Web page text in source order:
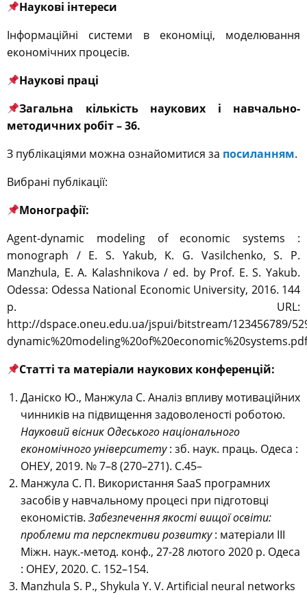
Наукові інтереси
Інформаційні системи в економіці, моделювання
економічних процесів.
Наукові праці
Загальна кількість наукових і навчально-
методичних робіт – 36.
З публікаціями можна ознайомитися за посиланням.
Вибрані публікації:
Монографії:
Agent-dynamic modeling of economic systems :
monograph / E. S. Yakub, K. G. Vasilchenko, S. P.
Manzhula, E. A. Kalashnikova / ed. by Prof. E. S. Yakub.
Odessa: Odessa National Economic University, 2016. 144
p. URL:
http://dspace.oneu.edu.ua/jspui/bitstream/123456789/
Статті та матеріали наукових конференцій:
Даніско Ю., Манжула С. Аналіз впливу мотиваційних
чинників на підвищення задоволеності роботою.
Науковий вісник Одеського національного
економічного університету: зб. наук. праць. Одеса :
ОНЕУ, 2019. № 7–8 (270–271). С.45–
Манжула С. П. Використання SaaS програмних
засобів у навчальному процесі при підготовці
економістів. Забезпечення якості вищої освіти:
проблеми та перспективи розвитку: матеріали III
Міжн. наук.-метод. конф., 27-28 лютого 2020 р. Одеса
: ОНЕУ, 2020. С. 152–154.
Manzhula S. P., Shykula Y. V. Artificial neural networks